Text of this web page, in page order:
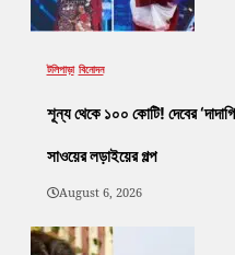
টলিপাড়া বিনোদন
শূন্য থেকে ১০০ কোটি! দেবের
সাওয়ের লড়াইয়ের গল্প
August 6, 2026